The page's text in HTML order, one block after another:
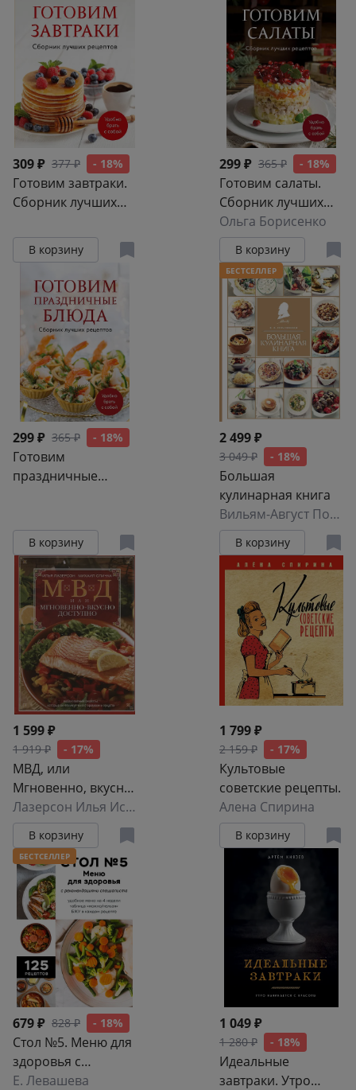
309 ₽ 377 ₽ - 18%
Готовим завтраки.
Сборник лучших
В корзину
299 ₽ 365 ₽ - 18%
Готовим салаты.
Сборник лучших
рецептов
Ольга Борисенко
В корзину
299 ₽ 365 ₽ - 18%
Готовим
праздничные
В корзину
БЕСТСЕЛЛЕР
2 499 ₽
3 049 ₽ - 18%
Большая
кулинарная книга
Вильям-Август Похлёбкин
В корзину
1 599 ₽
1 919 ₽ - 17%
МВД, или
Мгновенно, вкусно,
доступно
Лазерсон Илья Исаакович
В корзину
1 799 ₽
2 159 ₽ - 17%
Культовые
советские рецепты.
Алена Спирина
В корзину
БЕСТСЕЛЛЕР
679 ₽ 828 ₽ - 18%
Стол №5. Меню для
здоровья с
рекомендациями
Е. Левашева
1 049 ₽
1 280 ₽ - 18%
Идеальные
завтраки. Утро